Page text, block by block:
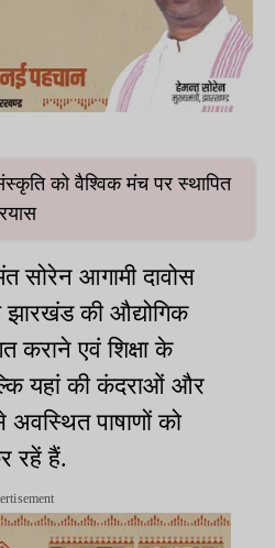
को वैश्विक मंच पर स्थापित
सोरेन आगामी दावोस
झारखंड की औद्योगिक
कराने एवं शिक्षा के
यहां की कंदराओं और
पाषाणों को
रहें हैं.